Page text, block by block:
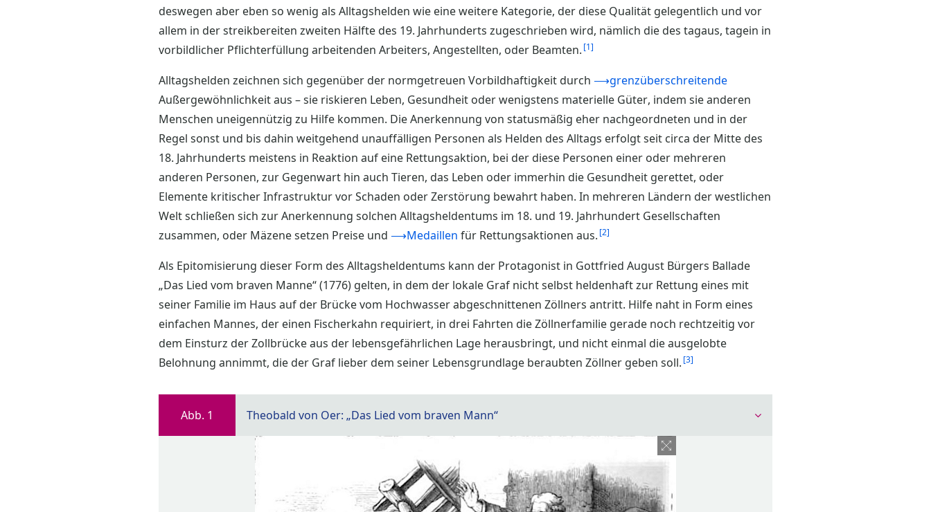
deswegen aber eben so wenig als Alltagshelden wie eine weitere Kategorie, der diese Qualität gelegentlich und vor
allem in der streikbereiten zweiten Hälfte des 19. Jahrhunderts zugeschrieben wird, nämlich die des tagaus, tagein in
vorbildlicher Pflichterfüllung arbeitenden Arbeiters, Angestellten, oder Beamten. 1
Alltagshelden zeichnen sich gegenüber der normgetreuen Vorbildhaftigkeit durch ⟶grenzüberschreitende
Außergewöhnlichkeit aus – sie riskieren Leben, Gesundheit oder wenigstens materielle Güter, indem sie anderen
Menschen uneigennützig zu Hilfe kommen. Die Anerkennung von statusmäßig eher nachgeordneten und in der
Regel sonst und bis dahin weitgehend unauffälligen Personen als Helden des Alltags erfolgt seit circa der Mitte des
18. Jahrhunderts meistens in Reaktion auf eine Rettungsaktion, bei der diese Personen einer oder mehreren
anderen Personen, zur Gegenwart hin auch Tieren, das Leben oder immerhin die Gesundheit gerettet, oder
Elemente kritischer Infrastruktur vor Schaden oder Zerstörung bewahrt haben. In mehreren Ländern der westlichen
Welt schließen sich zur Anerkennung solchen Alltagsheldentums im 18. und 19. Jahrhundert Gesellschaften
zusammen, oder Mäzene setzen Preise und ⟶Medaillen für Rettungsaktionen aus. 2
Als Epitomisierung dieser Form des Alltagsheldentums kann der Protagonist in Gottfried August Bürgers Ballade
„Das Lied vom braven Manne“ (1776) gelten, in dem der lokale Graf nicht selbst heldenhaft zur Rettung eines mit
seiner Familie im Haus auf der Brücke vom Hochwasser abgeschnittenen Zöllners antritt. Hilfe naht in Form eines
einfachen Mannes, der einen Fischerkahn requiriert, in drei Fahrten die Zöllnerfamilie gerade noch rechtzeitig vor
dem Einsturz der Zollbrücke aus der lebensgefährlichen Lage herausbringt, und nicht einmal die ausgelobte
Belohnung annimmt, die der Graf lieber dem seiner Lebensgrundlage beraubten Zöllner geben soll. 3
Abb. 1 Theobald von Oer: „Das Lied vom braven Mann“